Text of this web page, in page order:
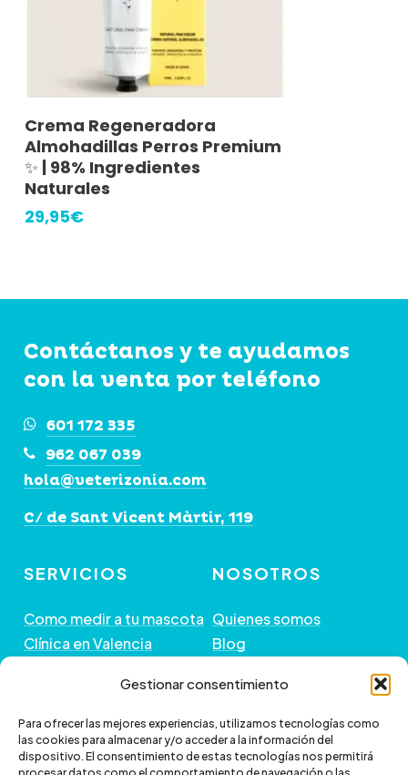
Gestionar consentimiento
Para ofrecer las mejores experiencias, utilizamos tecnologías como
las cookies para almacenar y/o acceder a la información del
dispositivo. El consentimiento de estas tecnologías nos permitirá
Añadir Al Carrito
Crema Regeneradora
Almohadillas Perros Premium
✨ | 98% Ingredientes
Naturales
29,95€
Contáctanos y te ayudamos
con la venta por teléfono
601 172 335
962 067 039
hola@veterizonia.com
C/ de Sant Vicent Màrtir, 119
SERVICIOS
Como medir a tu mascota
Clínica en Valencia
NOSOTROS
Quienes somos
Blog
GUÍA DE COMPRA
Preguntas frecuentes
+ INFORMACIÓN
Política de envío